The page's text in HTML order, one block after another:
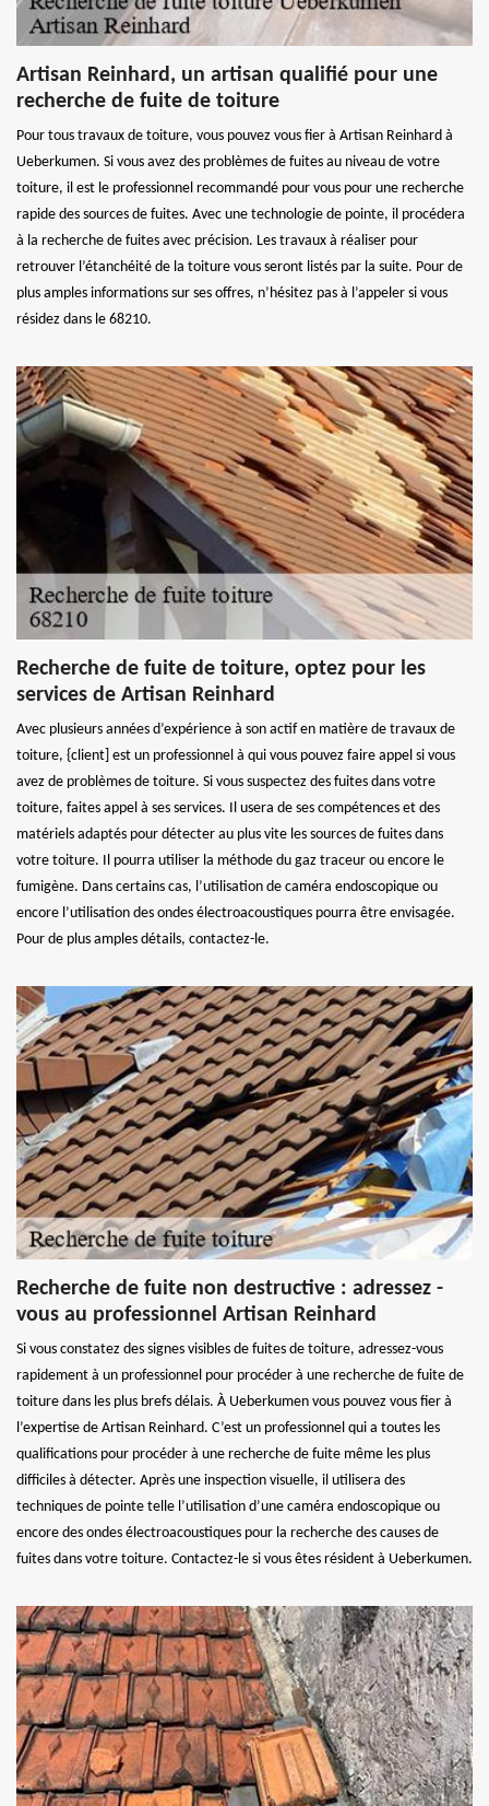
Artisan Reinhard, un artisan qualifié pour une
recherche de fuite de toiture
Pour tous travaux de toiture, vous pouvez vous fier à Artisan Reinhard à
Ueberkumen. Si vous avez des problèmes de fuites au niveau de votre
toiture, il est le professionnel recommandé pour vous pour une recherche
rapide des sources de fuites. Avec une technologie de pointe, il procédera
à la recherche de fuites avec précision. Les travaux à réaliser pour
retrouver l’étanchéité de la toiture vous seront listés par la suite. Pour de
plus amples informations sur ses offres, n’hésitez pas à l’appeler si vous
résidez dans le 68210.
Recherche de fuite de toiture, optez pour les
services de Artisan Reinhard
Avec plusieurs années d’expérience à son actif en matière de travaux de
toiture, {client] est un professionnel à qui vous pouvez faire appel si vous
avez de problèmes de toiture. Si vous suspectez des fuites dans votre
toiture, faites appel à ses services. Il usera de ses compétences et des
matériels adaptés pour détecter au plus vite les sources de fuites dans
votre toiture. Il pourra utiliser la méthode du gaz traceur ou encore le
fumigène. Dans certains cas, l’utilisation de caméra endoscopique ou
encore l’utilisation des ondes électroacoustiques pourra être envisagée.
Pour de plus amples détails, contactez-le.
Recherche de fuite non destructive : adressez -
vous au professionnel Artisan Reinhard
Si vous constatez des signes visibles de fuites de toiture, adressez-vous
rapidement à un professionnel pour procéder à une recherche de fuite de
toiture dans les plus brefs délais. À Ueberkumen vous pouvez vous fier à
l’expertise de Artisan Reinhard. C’est un professionnel qui a toutes les
qualifications pour procéder à une recherche de fuite même les plus
difficiles à détecter. Après une inspection visuelle, il utilisera des
techniques de pointe telle l’utilisation d’une caméra endoscopique ou
encore des ondes électroacoustiques pour la recherche des causes de
fuites dans votre toiture. Contactez-le si vous êtes résident à Ueberkumen.